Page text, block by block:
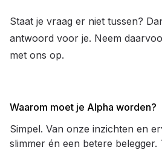
Staat je vraag er niet tussen?
antwoord voor je. Neem
met ons op.
Waarom moet je Alpha worden?
Simpel. Van onze inzichten en
slimmer én een betere belegger.